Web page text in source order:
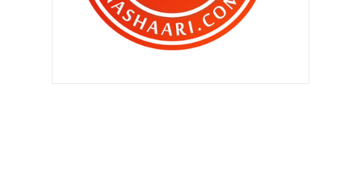
Aku sendiri pun pernah rasa nak
bunuh diri !